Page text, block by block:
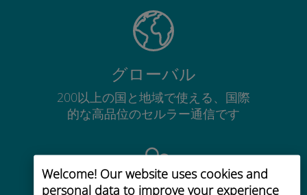
Welcome! Our website uses cookies and
personal data to improve your experience
グローバル
200以上の国と地域で使える、国際
的な高品位のセルラー通信です